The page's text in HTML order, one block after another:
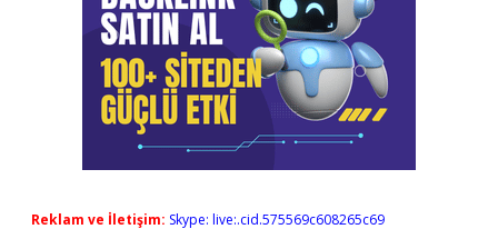
Reklam ve İletişim: Skype: live:.cid.575569c608265c69